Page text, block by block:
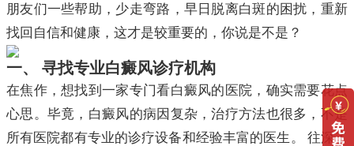
朋友们一些帮助，少走弯路，早日脱离白斑的困扰，重新
找回自信和健康，这才是较重要的，你说是不是？
一、 寻找专业白癜风诊疗机构
在焦作，想找到一家专门看白癜风的医院，确实需要花点
心思。毕竟，白癜风的病因复杂，治疗方法也很多，不是
所有医院都有专业的诊疗设备和经验丰富的医生。 往深了